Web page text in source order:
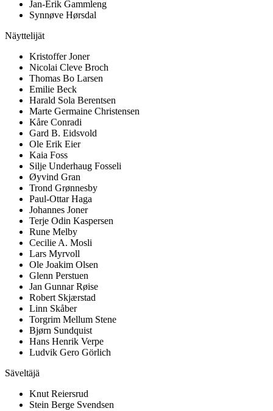
Jan-Erik Gammleng
Synnøve Hørsdal
Näyttelijät
Kristoffer Joner
Nicolai Cleve Broch
Thomas Bo Larsen
Emilie Beck
Harald Sola Berentsen
Marte Germaine Christensen
Kåre Conradi
Gard B. Eidsvold
Ole Erik Eier
Kaia Foss
Silje Underhaug Fosseli
Øyvind Gran
Trond Grønnesby
Paul-Ottar Haga
Johannes Joner
Terje Odin Kaspersen
Rune Melby
Cecilie A. Mosli
Lars Myrvoll
Ole Joakim Olsen
Glenn Perstuen
Jan Gunnar Røise
Robert Skjærstad
Linn Skåber
Torgrim Mellum Stene
Bjørn Sundquist
Hans Henrik Verpe
Ludvik Gero Görlich
Säveltäjä
Knut Reiersrud
Stein Berge Svendsen